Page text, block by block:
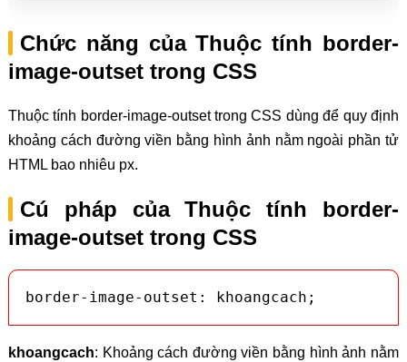
Chức năng của Thuộc tính border-
image-outset trong CSS
Thuộc tính border-image-outset trong CSS dùng để quy định
khoảng cách đường viền bằng hình ảnh nằm ngoài phần tử
HTML bao nhiêu px.
Cú pháp của Thuộc tính border-
image-outset trong CSS
border-image-outset: khoangcach;
khoangcach: Khoảng cách đường viền bằng hình ảnh nằm